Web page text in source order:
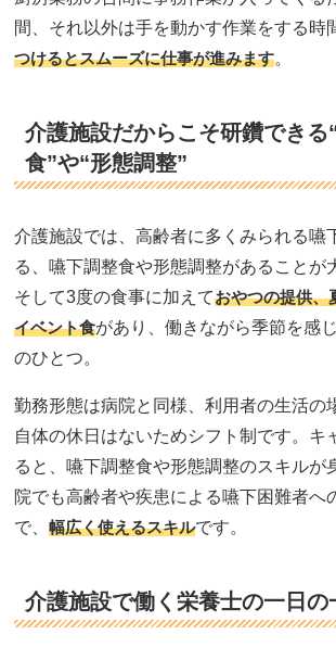
間、それ以外は手を動かす作業をする時
つけるとスムーズに仕事が進みます。
介護施設だからこそ研鑽できる
食”や“形態調整”
介護施設では、高齢者に多くみられる嚥
る、嚥下調整食や形態調整があることが
そして3度の食事に加えておやつの提供、
イベント食があり、働きながら季節を感
のひとつ。
勤務形態は病院と同様、利用者の生活の
自体の休日はないためシフト制です。キ
ると、嚥下調整食や形態調整のスキルが
院でも高齢者や疾患による嚥下困難者へ
で、幅広く使えるスキルです。
介護施設で働く栄養士の一日の